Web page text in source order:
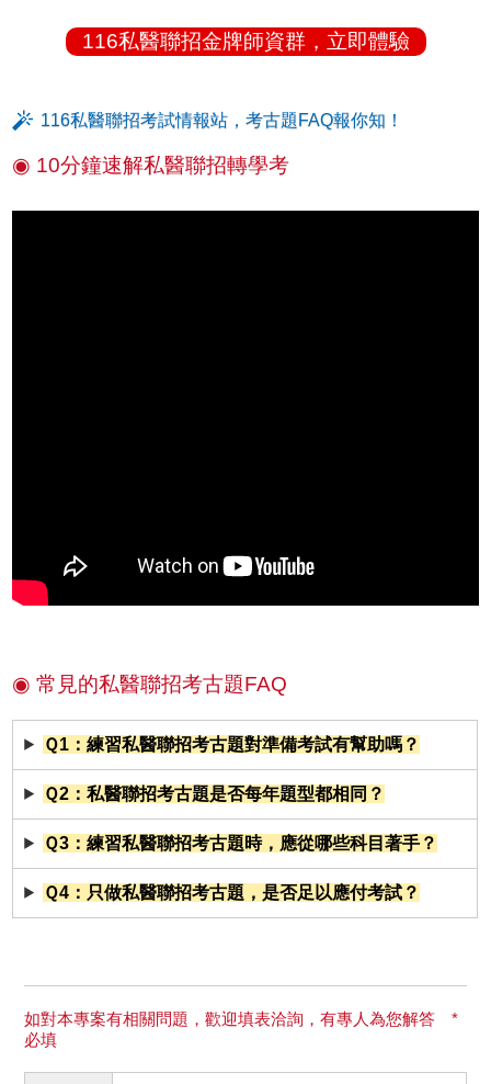
116私醫聯招金牌師資群，立即體驗
116私醫聯招考試情報站，考古題FAQ報你知！
◉ 10分鐘速解私醫聯招轉學考
◉ 常見的私醫聯招考古題FAQ
Ｑ1：練習私醫聯招考古題對準備考試有幫助嗎？
Ｑ2：私醫聯招考古題是否每年題型都相同？
Ｑ3：練習私醫聯招考古題時，應從哪些科目著手？
Ｑ4：只做私醫聯招考古題，是否足以應付考試？
如對本專案有相關問題，歡迎填表洽詢，有專人為您解答 *
必填